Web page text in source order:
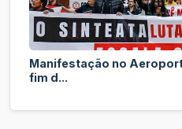
Manifestação no
fim d...